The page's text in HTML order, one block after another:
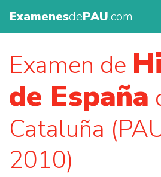
ExamenesdePAU.com
Examen de
de España
Cataluña
2010)